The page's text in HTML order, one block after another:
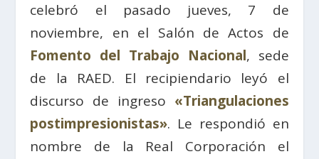
celebró el pasado jueves, 7 de
noviembre, en el Salón de Actos de
Fomento del Trabajo Nacional, sede
de la RAED. El recipiendario leyó el
discurso de ingreso «Triangulaciones
postimpresionistas». Le respondió en
nombre de la Real Corporación el